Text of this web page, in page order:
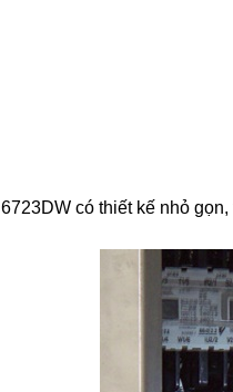
6723DW có thiết kế nhỏ